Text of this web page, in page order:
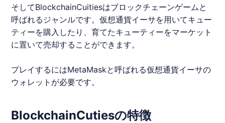
そしてBlockchainCuitiesはブロックチェーンゲーム と
呼ばれるジャンルです。仮想通貨イーサを用いてキュー
ティーを購入したり、育てたキューティーをマーケット
に置いて売却することができます。
プレイするにはMetaMaskと呼ばれる仮想通貨イーサの
ウォレットが必要です。
BlockchainCutiesの特徴